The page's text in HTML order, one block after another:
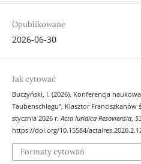
Opublikowane
2026-06-30
Jak cytować
Buczyński, I. (2026). Konferencja
Taubenschlagu”, Klasztor
stycznia 2026 r.Acta Iuridica Resoviensia,
https://doi.org/10.15584/
Formaty cytowań